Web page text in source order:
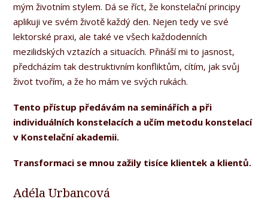
mým životním stylem. Dá se říct, že konstelační principy
aplikuji ve svém životě každý den. Nejen tedy ve své
lektorské praxi, ale také ve všech každodenních
mezilidských vztazích a situacích. Přináší mi to jasnost,
předcházím tak destruktivním konfliktům, cítím, jak svůj
život tvořím, a že ho mám ve svých rukách.
Tento přístup předávám na seminářích a při
individuálních konstelacích a učím metodu konstelací
v Konstelační akademii.
Transformaci se mnou zažily tisíce klientek a klientů.
Adéla Urbancová